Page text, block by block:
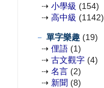
⇢ 小學級 (154)
⇢ 高中級 (1142)
－ 單字樂趣 (19)
⇢ 俚語 (1)
⇢ 古文觀字 (4)
⇢ 名言 (2)
⇢ 新聞 (8)